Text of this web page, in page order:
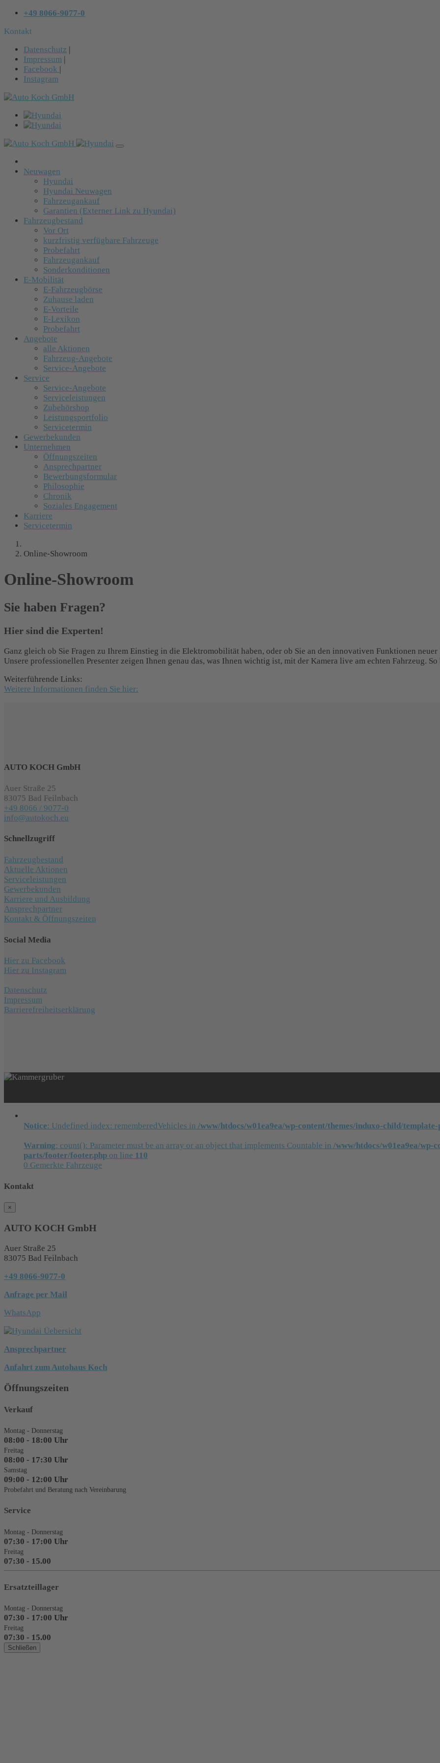
+49 8066-9077-0
Kontakt
Datenschutz |
Impressum |
Facebook |
Instagram
Neuwagen
Hyundai
Hyundai Neuwagen
Fahrzeugankauf
Garantien (Externer Link zu Hyundai)
Fahrzeugbestand
Vor Ort
kurzfristig verfügbare Fahrzeuge
Probefahrt
Fahrzeugankauf
Sonderkonditionen
E-Mobilität
E-Fahrzeugbörse
Zuhause laden
E-Vorteile
E-Lexikon
Probefahrt
Angebote
alle Aktionen
Fahrzeug-Angebote
Service-Angebote
Service
Service-Angebote
Serviceleistungen
Zubehörshop
Leistungsportfolio
Servicetermin
Gewerbekunden
Unternehmen
Öffnungszeiten
Ansprechpartner
Bewerbungsformular
Philosophie
Chronik
Soziales Engagement
Karriere
Servicetermin
Online-Showroom
Online-Showroom
Sie haben Fragen?
Hier sind die Experten!
Ganz gleich ob Sie Fragen zu Ihrem Einstieg in die Elektromobilität haben, oder ob Sie an den innovativen Funktionen
Unsere professionellen Presenter zeigen Ihnen genau das, was Ihnen wichtig ist, mit der Kamera live am echten Fahrzeug.
Weiterführende Links:
Weitere Informationen finden Sie hier:
AUTO KOCH GmbH
Auer Straße 25
83075 Bad Feilnbach
+49 8066 / 9077-0
info@autokoch.eu
Schnellzugriff
Fahrzeugbestand
Aktuelle Aktionen
Serviceleistungen
Gewerbekunden
Karriere und Ausbildung
Ansprechpartner
Kontakt & Öffnungszeiten
Social Media
Hier zu Facebook
Hier zu Instagram
Datenschutz
Impressum
Barrierefreiheitserklärung
Notice: Undefined index: rememberedVehicles in /www/htdocs/w01ea9ea/wp-content/themes/induxo-child/
Warning: count(): Parameter must be an array or an object that implements Countable in /www/htdocs/w01ea9ea/wp-
parts/footer/footer.php on line 110
0 Gemerkte Fahrzeuge
Kontakt
×
AUTO KOCH GmbH
Auer Straße 25
83075 Bad Feilnbach
+49 8066-9077-0
Anfrage per Mail
WhatsApp
Ansprechpartner
Anfahrt zum Autohaus Koch
Öffnungszeiten
Verkauf
Montag - Donnerstag
08:00 - 18:00 Uhr
Freitag
08:00 - 17:30 Uhr
Samstag
09:00 - 12:00 Uhr
Probefahrt und Beratung nach Vereinbarung
Service
Montag - Donnerstag
07:30 - 17:00 Uhr
Freitag
07:30 - 15.00
Ersatzteillager
Montag - Donnerstag
07:30 - 17:00 Uhr
Freitag
07:30 - 15.00
Schließen